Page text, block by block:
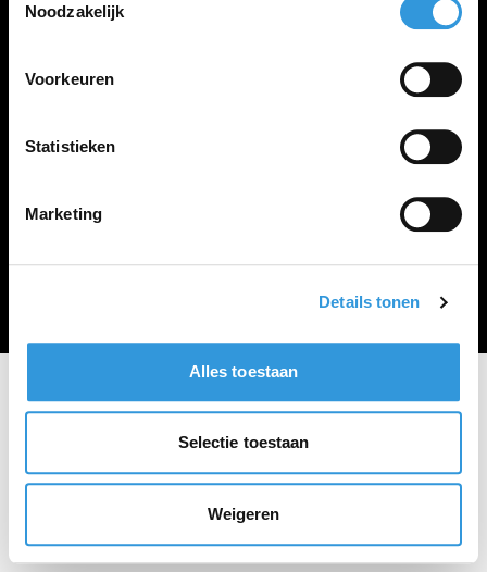
Noodzakelijk
Voorkeuren
Statistieken
Marketing
Details tonen
Alles toestaan
Selectie toestaan
Weigeren